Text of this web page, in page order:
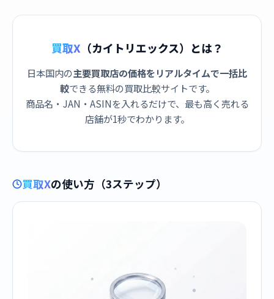
買取X （カイトリエックス）とは？
日本国内の主要買取店の価格をリアルタイムで一括比
較できる無料の買取比較サイトです。
商品名・JAN・ASINを入れるだけで、最も高く売れる
店舗が1秒でわかります。
買取Xの使い方（3ステップ）